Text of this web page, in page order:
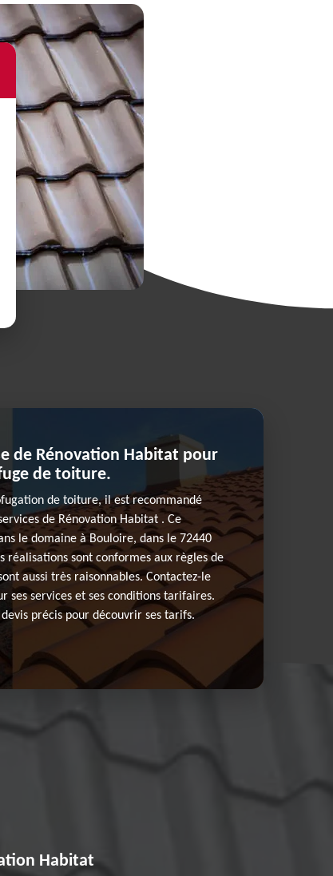
de Rénovation Habitat pour
de toiture.
de toiture, il est recommandé
de Rénovation Habitat . Ce
le domaine à Bouloire, dans le 72440
réalisations sont conformes aux règles de
aussi très raisonnables. Contactez-le
ses services et ses conditions tarifaires.
précis pour découvrir ses tarifs.
Habitat